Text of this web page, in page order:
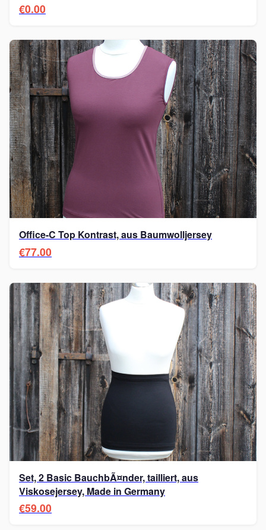
€0.00
Office-C Top Kontrast, aus Baumwolljersey
€77.00
Set, 2 Basic BauchbÃ¤nder, tailliert, aus
Viskosejersey, Made in Germany
€59.00